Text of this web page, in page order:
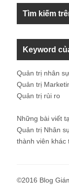
Tìm kiếm
Keyword
Quản trị nhân
Quản trị
Quản trị rủi ro
Những bài viết
Quản trị Nhân
thành viên khác
©2016 Blog